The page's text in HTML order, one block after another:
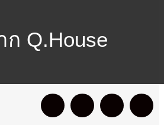
Q.House
ที่ตั้ง
การ